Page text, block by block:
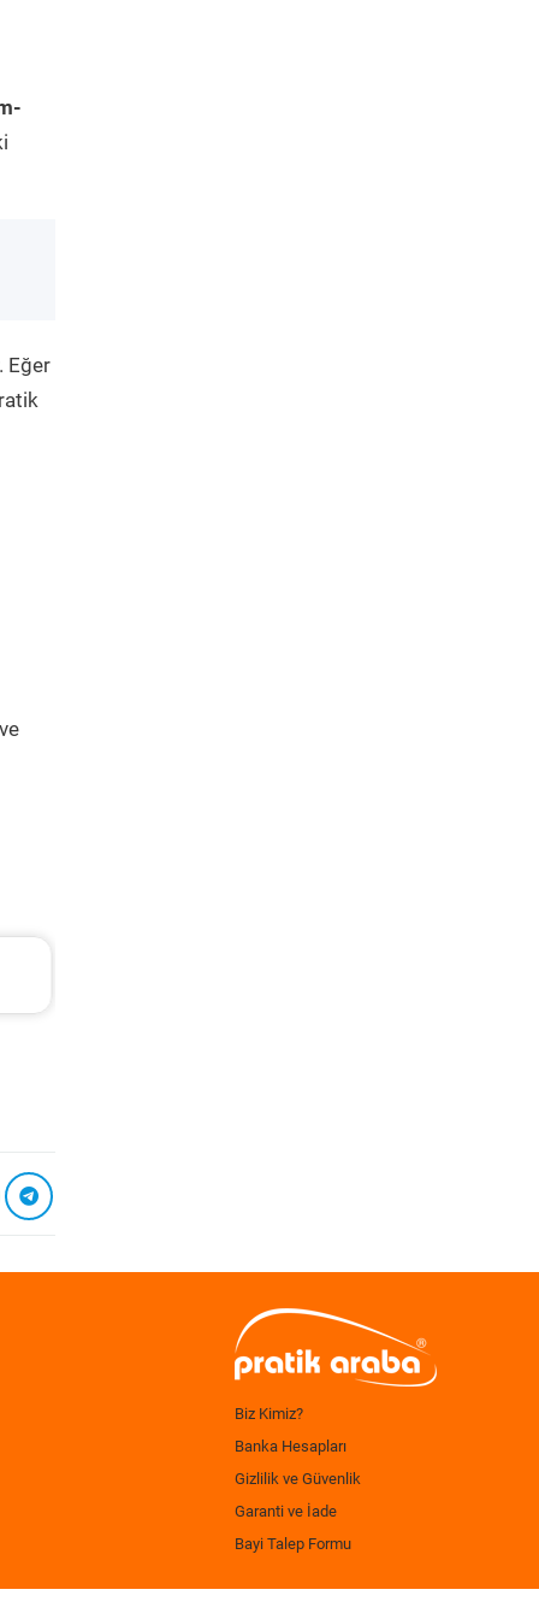
Eğer
Biz Kimiz?
Banka Hesapları
Gizlilik ve Güvenlik
Garanti ve İade
Bayi Talep Formu